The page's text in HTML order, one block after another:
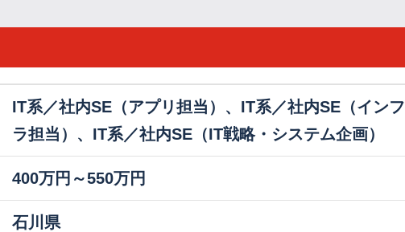
IT系／社内SE（アプリ担当）、IT系／社内SE（インフ
ラ担当）、IT系／社内SE（IT戦略・システム企画）
400万円～550万円
石川県